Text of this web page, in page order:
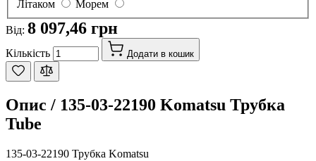
Літаком
Морем
Від: 8 097,46 грн
Кількість Додати в кошик
Опис / 135-03-22190 Komatsu Трубка
Tube
135-03-22190 Трубка Komatsu